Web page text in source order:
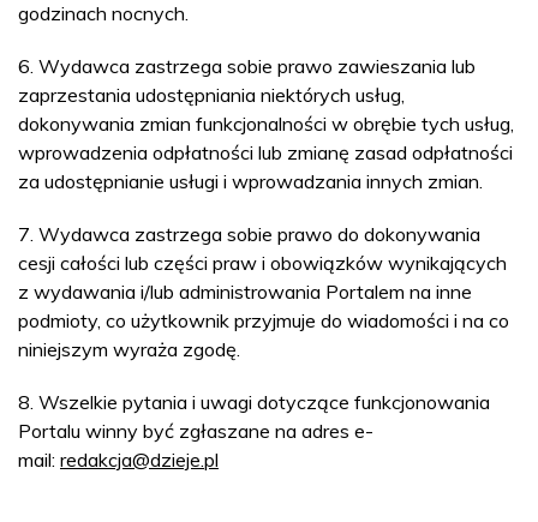
godzinach nocnych.
6. Wydawca zastrzega sobie prawo zawieszania lub
zaprzestania udostępniania niektórych usług,
dokonywania zmian funkcjonalności w obrębie tych usług,
wprowadzenia odpłatności lub zmianę zasad odpłatności
za udostępnianie usługi i wprowadzania innych zmian.
7. Wydawca zastrzega sobie prawo do dokonywania
cesji całości lub części praw i obowiązków wynikających
z wydawania i/lub administrowania Portalem na inne
podmioty, co użytkownik przyjmuje do wiadomości i na co
niniejszym wyraża zgodę.
8. Wszelkie pytania i uwagi dotyczące funkcjonowania
Portalu winny być zgłaszane na adres e-
mail: redakcja@dzieje.pl